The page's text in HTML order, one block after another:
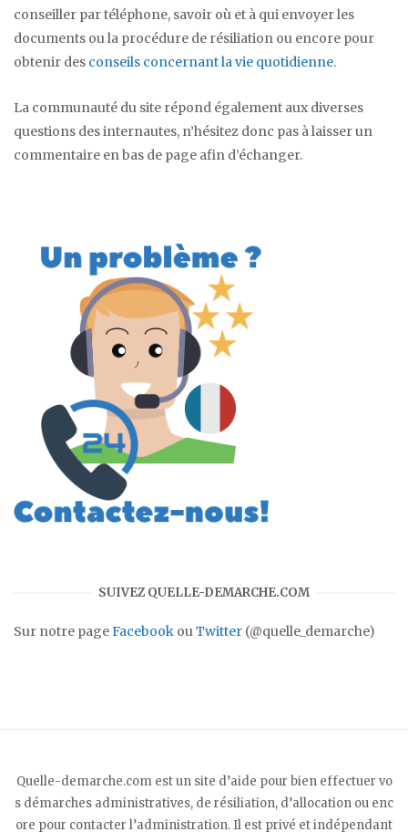
conseiller par téléphone, savoir où et à qui envoyer les
documents ou la procédure de résiliation ou encore pour
obtenir des conseils concernant la vie quotidienne.
La communauté du site répond également aux diverses
questions des internautes, n’hésitez donc pas à laisser un
commentaire en bas de page afin d’échanger.
SUIVEZ QUELLE-DEMARCHE.COM
Sur notre pageFacebook ouTwitter (@quelle_demarche)
Quelle-demarche.com est un site d’aide pour bien effectuer vo
s démarches administratives, de résiliation, d’allocation ou enc
ore pour contacter l’administration. Il est privé et indépendant